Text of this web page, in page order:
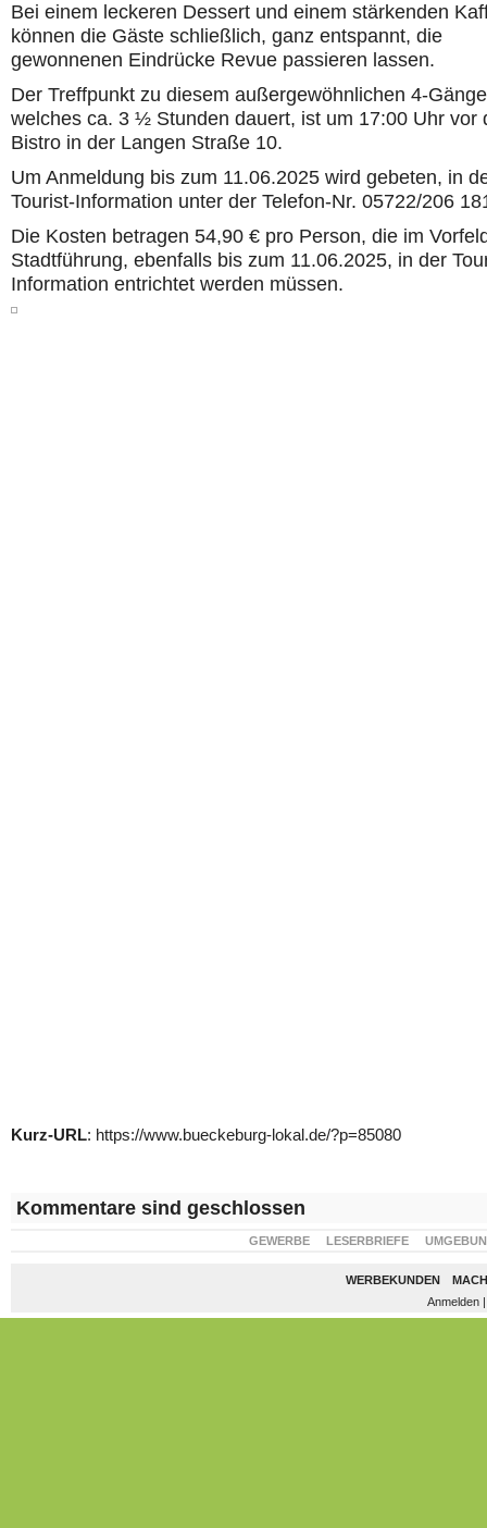
Bei einem leckeren Dessert und einem stärkenden
können die Gäste schließlich, ganz entspannt, die
gewonnenen Eindrücke Revue passieren lassen.
Der Treffpunkt zu diesem außergewöhnlichen 4-
welches ca. 3 ½ Stunden dauert, ist um 17:00 Uhr vor
Bistro in der Langen Straße 10.
Um Anmeldung bis zum 11.06.2025 wird gebeten, in
Tourist-Information unter der Telefon-Nr. 05722/206
Die Kosten betragen 54,90 € pro Person, die im
Stadtführung, ebenfalls bis zum 11.06.2025, in der
Information entrichtet werden müssen.
Kurz-URL: https://www.bueckeburg-lokal.de/?p=85080
Kommentare sind geschlossen
GEWERBE LESERBRIEFE
WERBEKUNDEN
Anmelden|